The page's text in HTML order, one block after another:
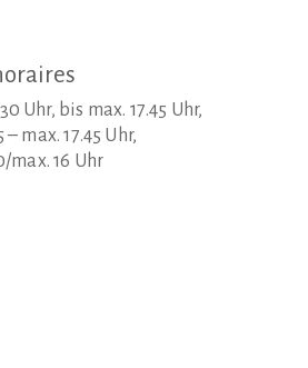
Uhr, bis max. 17.45 Uhr,
max. 17.45 Uhr,
max. 16 Uhr